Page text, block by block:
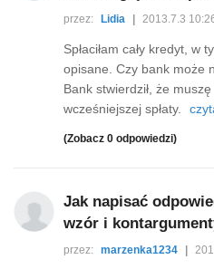
przez: Lidia 2013.7.3
Spłaciłam cały kredyt, w
opisane. Czy bank może
Bank stwierdził, że
wcześniejszej spłaty.
(Zobacz 0 odpowiedzi)
Jak napisać
wzór i
przez: marzenka1234